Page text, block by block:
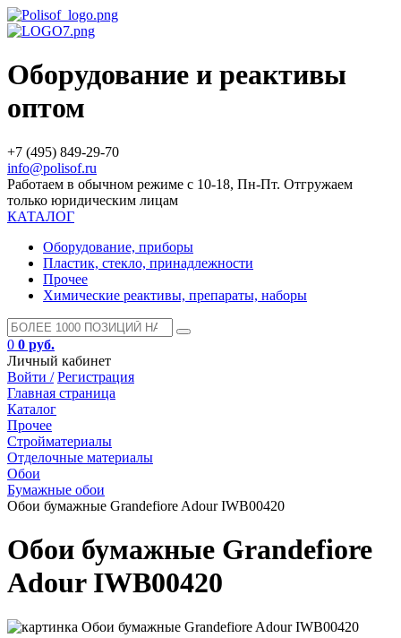
Оборудование и реактивы
оптом
+7 (495) 849-29-70
info@polisof.ru
Работаем в обычном режиме с 10-18, Пн-Пт. Отгружаем
только юридическим лицам
КАТАЛОГ
Оборудование, приборы
Пластик, стекло, принадлежности
Прочее
Химические реактивы, препараты, наборы
0 0 руб.
Личный кабинет
Войти / Регистрация
Главная страница
Каталог
Прочее
Стройматериалы
Отделочные материалы
Обои
Бумажные обои
Обои бумажные Grandefiore Adour IWB00420
Обои бумажные Grandefiore
Adour IWB00420